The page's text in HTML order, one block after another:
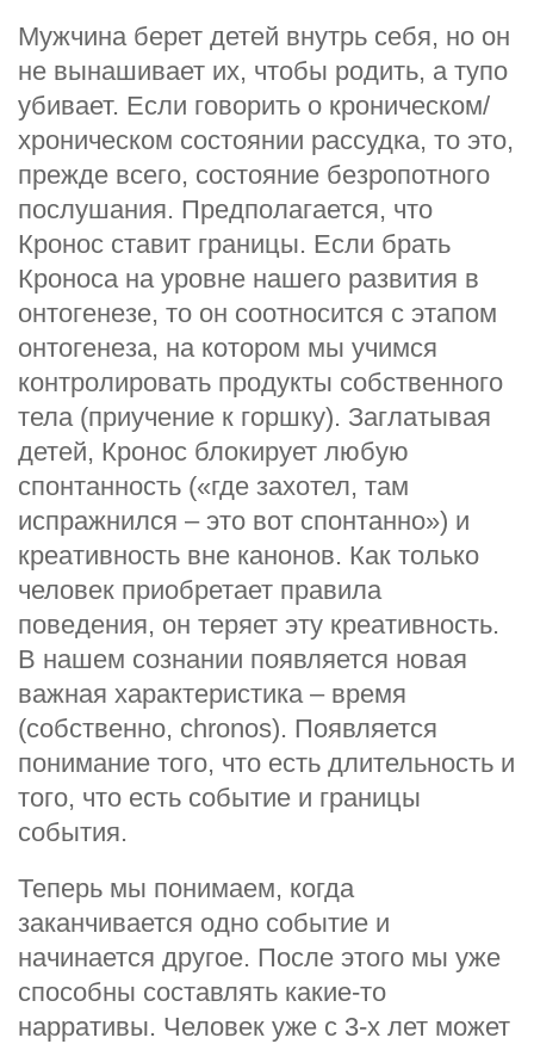
Мужчина берет детей внутрь себя, но он
не вынашивает их, чтобы родить, а тупо
убивает. Если говорить о кроническом/
хроническом состоянии рассудка, то это,
прежде всего, состояние безропотного
послушания. Предполагается, что
Кронос ставит границы. Если брать
Кроноса на уровне нашего развития в
онтогенезе, то он соотносится с этапом
онтогенеза, на котором мы учимся
контролировать продукты собственного
тела (приучение к горшку). Заглатывая
детей, Кронос блокирует любую
спонтанность («где захотел, там
испражнился – это вот спонтанно») и
креативность вне канонов. Как только
человек приобретает правила
поведения, он теряет эту креативность.
В нашем сознании появляется новая
важная характеристика – время
(собственно, chronos). Появляется
понимание того, что есть длительность и
того, что есть событие и границы
события.
Теперь мы понимаем, когда
заканчивается одно событие и
начинается другое. После этого мы уже
способны составлять какие-то
нарративы. Человек уже с 3-х лет может